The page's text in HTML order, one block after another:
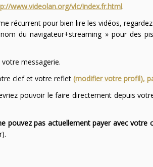
www.videolan.org/vlc/index.fr.html.
récurrent pour bien lire les vidéos,
du navigateur+streaming » pour des
messagerie.
clef et votre reflet (modifier votre profil),
pouvoir le faire directement depuis
pouvez pas actuellement payer avec votre